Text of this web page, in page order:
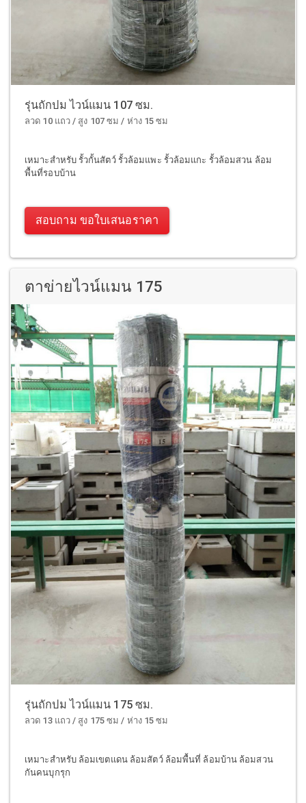
รุ่นถักปม ไวน์แมน 107 ซม.
ลวด 10 แถว / สูง 107 ซม / ห่าง 15 ซม
เหมาะสำหรับ รั้วกั้นสัตว์ รั้วล้อมแพะ รั้วล้อมแกะ รั้วล้อมสวน ล้อม
พื้นที่รอบบ้าน
สอบถาม ขอใบเสนอราคา
ตาข่ายไวน์แมน 175
รุ่นถักปม ไวน์แมน 175 ซม.
ลวด 13 แถว / สูง 175 ซม / ห่าง 15 ซม
เหมาะสำหรับ ล้อมเขตแดน ล้อมสัตว์ ล้อมพื้นที่ ล้อมบ้าน ล้อมสวน
กันคนบุกรุก